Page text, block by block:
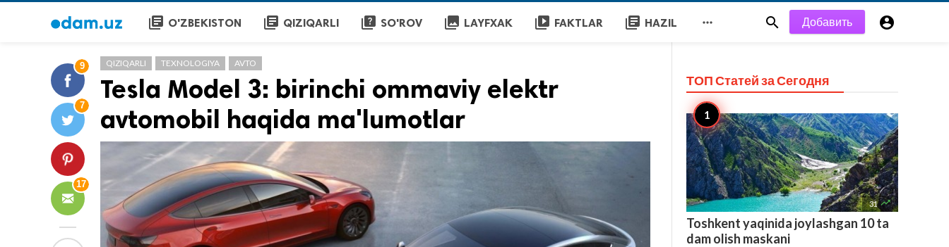
library_books O'ZBEKISTON library_books QIZIQARLI quiz SO'ROV collections LAYFXAK video_library FAKTLAR library_books HAZIL   Добавить 
9
7
17
QIZIQARLI TEXNOLOGIYA AVTO
Tesla Model 3: birinchi ommaviy elektr
avtomobil haqida ma'lumotlar
ТОП Статей заСегодня
31 
Toshkent yaqinida joylashgan 10 ta
dam olish maskani